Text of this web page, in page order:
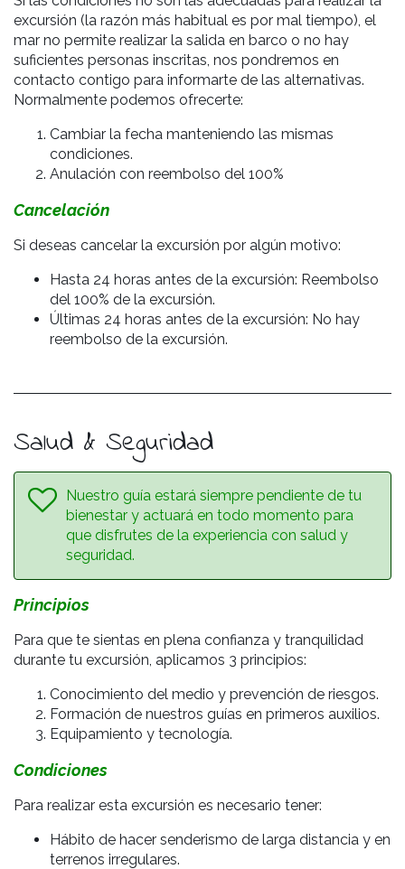
excursión (la razón más habitual es por mal tiempo), el
mar no permite realizar la salida en barco o no hay
suficientes personas inscritas, nos pondremos en
contacto contigo para informarte de las alternativas.
Normalmente podemos ofrecerte:
Cambiar la fecha manteniendo las mismas
condiciones.
Anulación con reembolso del 100%
Cancelación
Si deseas cancelar la excursión por algún motivo:
Hasta 24 horas antes de la excursión: Reembolso
del 100% de la excursión.
Últimas 24 horas antes de la excursión: No hay
reembolso de la excursión.
Salud & Seguridad
Nuestro guía estará siempre pendiente de tu
bienestar y actuará en todo momento para
que disfrutes de la experiencia con salud y
seguridad.
Principios
Para que te sientas en plena confianza y tranquilidad
durante tu excursión, aplicamos 3 principios:
Conocimiento del medio y prevención de riesgos.
Formación de nuestros guías en primeros auxilios.
Equipamiento y tecnología.
Condiciones
Para realizar esta excursión es necesario tener:
Hábito de hacer senderismo de larga distancia y en
terrenos irregulares.